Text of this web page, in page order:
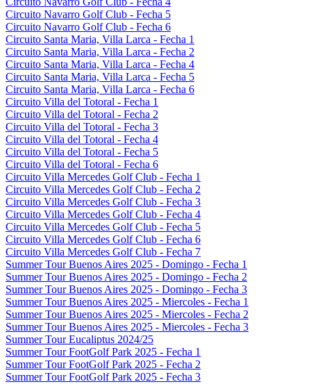
Circuito Navarro Golf Club - Fecha 5
Circuito Navarro Golf Club - Fecha 6
Circuito Santa Maria, Villa Larca - Fecha 1
Circuito Santa Maria, Villa Larca - Fecha 2
Circuito Santa Maria, Villa Larca - Fecha 4
Circuito Santa Maria, Villa Larca - Fecha 5
Circuito Santa Maria, Villa Larca - Fecha 6
Circuito Villa del Totoral - Fecha 1
Circuito Villa del Totoral - Fecha 2
Circuito Villa del Totoral - Fecha 3
Circuito Villa del Totoral - Fecha 4
Circuito Villa del Totoral - Fecha 5
Circuito Villa del Totoral - Fecha 6
Circuito Villa Mercedes Golf Club - Fecha 1
Circuito Villa Mercedes Golf Club - Fecha 2
Circuito Villa Mercedes Golf Club - Fecha 3
Circuito Villa Mercedes Golf Club - Fecha 4
Circuito Villa Mercedes Golf Club - Fecha 5
Circuito Villa Mercedes Golf Club - Fecha 6
Circuito Villa Mercedes Golf Club - Fecha 7
Summer Tour Buenos Aires 2025 - Domingo - Fecha 1
Summer Tour Buenos Aires 2025 - Domingo - Fecha 2
Summer Tour Buenos Aires 2025 - Domingo - Fecha 3
Summer Tour Buenos Aires 2025 - Miercoles - Fecha 1
Summer Tour Buenos Aires 2025 - Miercoles - Fecha 2
Summer Tour Buenos Aires 2025 - Miercoles - Fecha 3
Summer Tour Eucaliptus 2024/25
Summer Tour FootGolf Park 2025 - Fecha 1
Summer Tour FootGolf Park 2025 - Fecha 2
Summer Tour FootGolf Park 2025 - Fecha 3